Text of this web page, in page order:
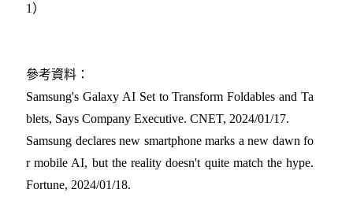
1）
參考資料：
Samsung's Galaxy AI Set to Transform Foldables and Ta
blets, Says Company Executive. CNET, 2024/01/17.
Samsung declares new smartphone marks a new dawn fo
r mobile AI, but the reality doesn't quite match the hype.
Fortune, 2024/01/18.